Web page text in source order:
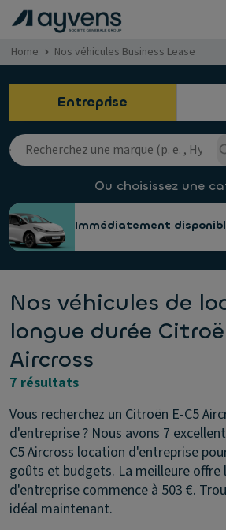
Home Nos véhicules Business Lease
Entreprise
Ou choisissez une
Immédiatement
Nos véhicules de
longue durée
Aircross
7 résultats
Vous recherchez un Citroën E-C5
d'entreprise ? Nous avons 7
C5 Aircross location d'entreprise
goûts et budgets. La meilleure offre
d'entreprise commence à 503 €.
idéal maintenant.